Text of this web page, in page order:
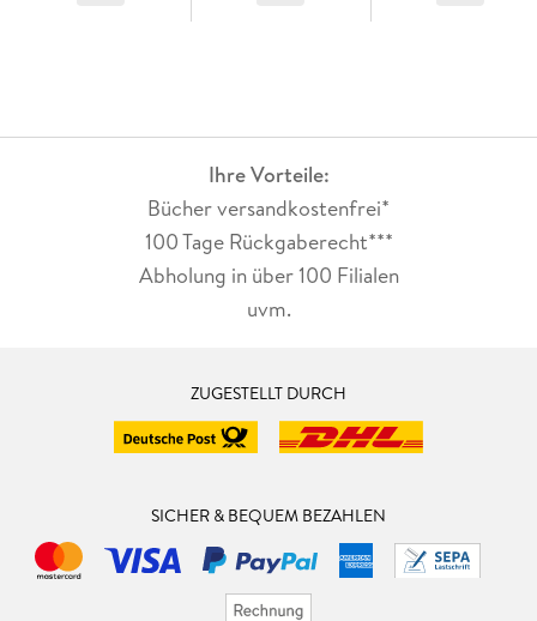
Ihre Vorteile:
Bücher versandkostenfrei*
100 Tage Rückgaberecht***
Abholung in über 100 Filialen
uvm.
ZUGESTELLT DURCH
SICHER & BEQUEM BEZAHLEN